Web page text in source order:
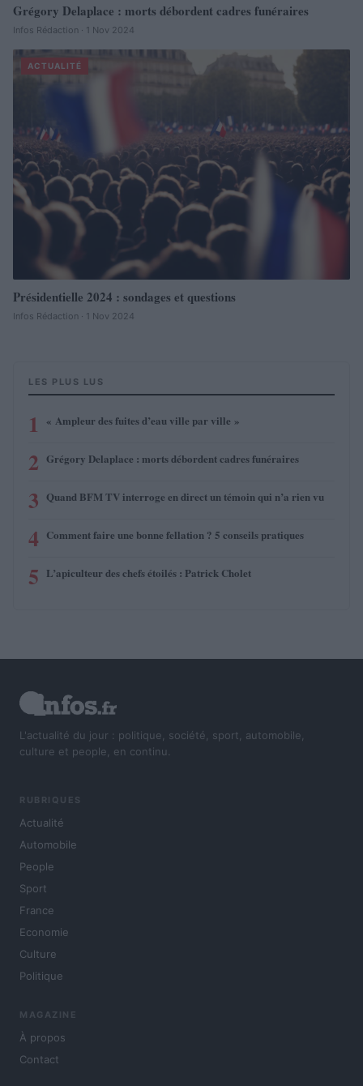
Grégory Delaplace : morts débordent cadres funéraires
Infos Rédaction · 1 Nov 2024
ACTUALITÉ
Présidentielle 2024 : sondages et questions
Infos Rédaction · 1 Nov 2024
LES PLUS LUS
1 « Ampleur des fuites d’eau ville par ville »
2 Grégory Delaplace : morts débordent cadres funéraires
3 Quand BFM TV interroge en direct un témoin qui n’a rien vu
4 Comment faire une bonne fellation ? 5 conseils pratiques
5 L’apiculteur des chefs étoilés : Patrick Cholet
L'actualité du jour : politique, société, sport, automobile,
culture et people, en continu.
RUBRIQUES
Actualité
Automobile
People
Sport
France
Economie
Culture
Politique
MAGAZINE
À propos
Contact